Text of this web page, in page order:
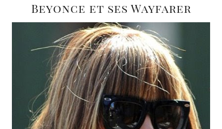
Beyonce et ses Wayfarer